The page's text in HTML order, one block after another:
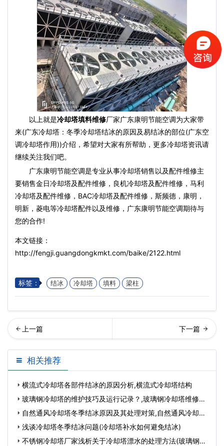
以上就是冷却塔填料维修厂家广东康明节能空调为大家带
来(广东冷却塔：冬季冷却塔结冰的原因及易结冰的部位(广东空
调冷却塔作用))介绍，希望对大家有所帮助，更多冷却塔资讯请
继续关注我们吧。
广东康明节能空调是专业从事冷却塔销售以及配件维修主
要销售金日冷却塔及配件维修，良机冷却塔及配件维修，马利
冷却塔及配件维修，BAC冷却塔及配件维修，斯频德，康明，
明新，菱电等冷却塔配件以及维修，广东康明节能空调期待与
您的合作!
本文链接：
http://fengji.guangdongkmkt.com/baike/2122.html
标签： 结冰 冷却塔 填料 梁柱
流式广东冷却塔的工作原理
是什么(广东逆流…
却塔填料更换的常见问题(中
央空调用冷却塔
相关推荐
横流式冷却塔各部件结冰的原因分析,横流式冷却塔结构
玻璃钢冷却塔的维护技巧及运行记录？,玻璃钢冷却塔维修方
案 自然通风冷却塔冬季结冰原因及其处理对策,自然通风冷却塔
填 浅谈冷却塔冬季结冰问题(冷却塔补水如何避免结冰)
不锈钢冷却塔厂家浅析关于冷却塔漂水的处理方法(玻璃钢冷